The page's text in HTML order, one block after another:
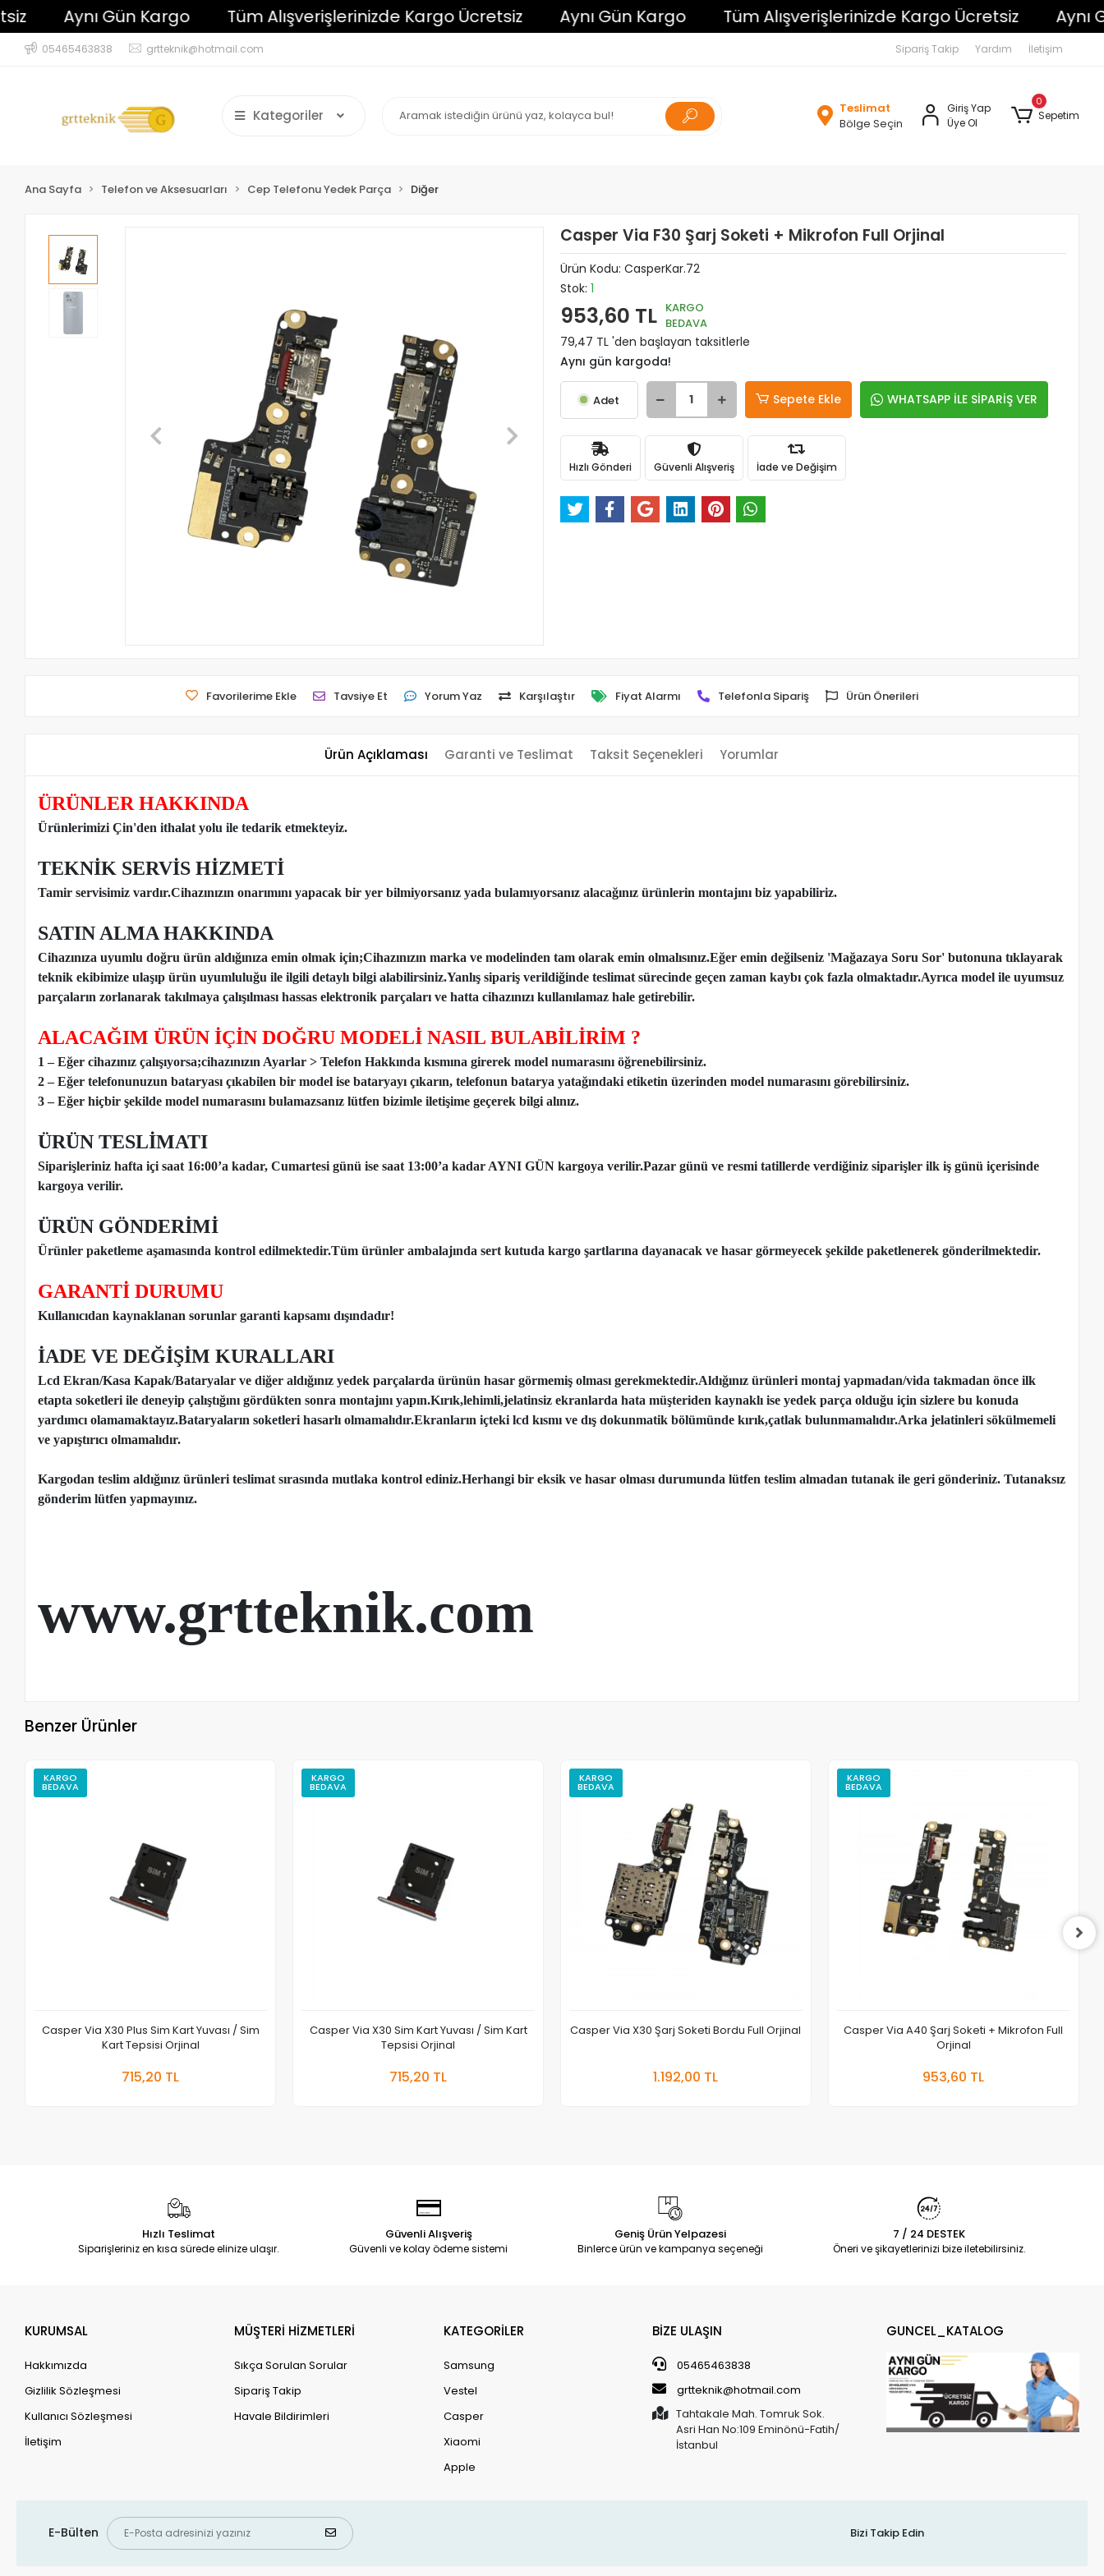
Aynı Gün Kargo Tüm Alışverişlerinizde Kargo Ücretsiz Aynı Gün Kargo Tüm Alışverişlerinizde Kargo Ücretsiz Aynı Gün
05465463838 grtteknik@hotmail.com Sipariş Takip Yardım İletişim
Kategoriler
Teslimat
Bölge Seçin
Giriş Yap
Üye Ol
0
Sepetim
Ana Sayfa Telefon ve Aksesuarları Cep Telefonu Yedek Parça Diğer
Casper Via F30 Şarj Soketi + Mikrofon Full Orjinal
Ürün Kodu: CasperKar.72
Stok: 1
953,60 TL KARGO
BEDAVA
79,47 TL 'den başlayan taksitlerle
Aynı gün kargoda!
Adet Sepete Ekle WHATSAPP İLE SİPARİŞ VER
Hızlı Gönderi Güvenli Alışveriş İade ve Değişim
Favorilerime Ekle Tavsiye Et Yorum Yaz Karşılaştır Fiyat Alarmı Telefonla Sipariş Ürün Önerileri
Ürün Açıklaması Garanti ve Teslimat Taksit Seçenekleri Yorumlar
ÜRÜNLER HAKKINDA
Ürünlerimizi Çin'den ithalat yolu ile tedarik etmekteyiz.
TEKNİK SERVİS HİZMETİ
Tamir servisimiz vardır.Cihazınızın onarımını yapacak bir yer bilmiyorsanız yada bulamıyorsanız alacağınız ürünlerin montajını biz yapabiliriz.
SATIN ALMA HAKKINDA
Cihazınıza uyumlu doğru ürün aldığınıza emin olmak için;Cihazınızın marka ve modelinden tam olarak emin olmalısınız.Eğer emin değilseniz 'Mağazaya Soru Sor' butonuna tıklayarak
teknik ekibimize ulaşıp ürün uyumluluğu ile ilgili detaylı bilgi alabilirsiniz.Yanlış sipariş verildiğinde teslimat sürecinde geçen zaman kaybı çok fazla olmaktadır.Ayrıca model ile uyumsuz
parçaların zorlanarak takılmaya çalışılması hassas elektronik parçaları ve hatta cihazınızı kullanılamaz hale getirebilir.
ALACAĞIM ÜRÜN İÇİN DOĞRU MODELİ NASIL BULABİLİRİM ?
1 – Eğer cihazınız çalışıyorsa;cihazınızın Ayarlar > Telefon Hakkında kısmına girerek model numarasını öğrenebilirsiniz.
2 – Eğer telefonunuzun bataryası çıkabilen bir model ise bataryayı çıkarın, telefonun batarya yatağındaki etiketin üzerinden model numarasını görebilirsiniz.
3 – Eğer hiçbir şekilde model numarasını bulamazsanız lütfen bizimle iletişime geçerek bilgi alınız.
ÜRÜN TESLİMATI
Siparişleriniz hafta içi saat 16:00’a kadar, Cumartesi günü ise saat 13:00’a kadar AYNI GÜN kargoya verilir.Pazar günü ve resmi tatillerde verdiğiniz siparişler ilk iş günü içerisinde
kargoya verilir.
ÜRÜN GÖNDERİMİ
Ürünler paketleme aşamasında kontrol edilmektedir.Tüm ürünler ambalajında sert kutuda kargo şartlarına dayanacak ve hasar görmeyecek şekilde paketlenerek gönderilmektedir.
GARANTİ DURUMU
Kullanıcıdan kaynaklanan sorunlar garanti kapsamı dışındadır!
İADE VE DEĞİŞİM KURALLARI
Lcd Ekran/Kasa Kapak/Bataryalar ve diğer aldığınız yedek parçalarda ürünün hasar görmemiş olması gerekmektedir.Aldığınız ürünleri montaj yapmadan/vida takmadan önce ilk
etapta soketleri ile deneyip çalıştığını gördükten sonra montajını yapın.Kırık,lehimli,jelatinsiz ekranlarda hata müşteriden kaynaklı ise yedek parça olduğu için sizlere bu konuda
yardımcı olamamaktayız.Bataryaların soketleri hasarlı olmamalıdır.Ekranların içteki lcd kısmı ve dış dokunmatik bölümünde kırık,çatlak bulunmamalıdır.Arka jelatinleri sökülmemeli
ve yapıştırıcı olmamalıdır.
Kargodan teslim aldığınız ürünleri teslimat sırasında mutlaka kontrol ediniz.Herhangi bir eksik ve hasar olması durumunda lütfen teslim almadan tutanak ile geri gönderiniz. Tutanaksız
gönderim lütfen yapmayınız.
www.grtteknik.com
Benzer Ürünler
KARGO
BEDAVA
Casper Via X30 Plus Sim Kart Yuvası / Sim
Kart Tepsisi Orjinal
715,20 TL
KARGO
BEDAVA
Casper Via X30 Sim Kart Yuvası / Sim Kart
Tepsisi Orjinal
715,20 TL
KARGO
BEDAVA
Casper Via X30 Şarj Soketi Bordu Full Orjinal
1.192,00 TL
KARGO
BEDAVA
Casper Via A40 Şarj Soketi + Mikrofon Full
Orjinal
953,60 TL
Hızlı Teslimat
Siparişleriniz en kısa sürede elinize ulaşır.
Güvenli Alışveriş
Güvenli ve kolay ödeme sistemi
Geniş Ürün Yelpazesi
Binlerce ürün ve kampanya seçeneği
7 / 24 DESTEK
Öneri ve şikayetlerinizi bize iletebilirsiniz.
KURUMSAL
Hakkımızda
Gizlilik Sözleşmesi
Kullanıcı Sözleşmesi
İletişim
MÜŞTERİ HİZMETLERİ
Sıkça Sorulan Sorular
Sipariş Takip
Havale Bildirimleri
KATEGORİLER
Samsung
Vestel
Casper
Xiaomi
Apple
BİZE ULAŞIN
05465463838
grtteknik@hotmail.com
Tahtakale Mah. Tomruk Sok.
Asri Han No:109 Eminönü-Fatih/
İstanbul
GUNCEL_KATALOG
E-Bülten Bizi Takip Edin